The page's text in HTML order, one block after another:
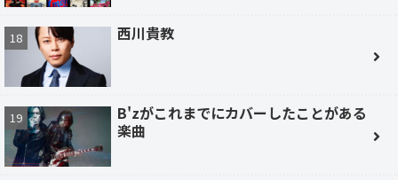
西川貴教
B'zがこれまでにカバーしたことがある
楽曲